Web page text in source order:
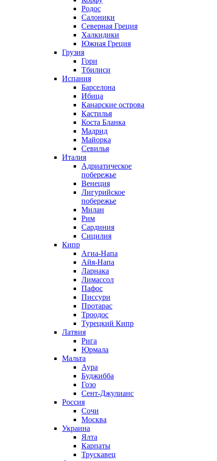
Родос
Салоники
Северная Греция
Халкидики
Южная Греция
Грузия
Гори
Тбилиси
Испания
Барселона
Ибица
Канарские острова
Кастилья
Коста Бланка
Мадрид
Майорка
Севилья
Италия
Адриатическое
побережье
Венеция
Лигурийское
побережье
Милан
Рим
Сардиния
Сицилия
Кипр
Агиа-Напа
Айя-Напа
Ларнака
Лимассол
Пафос
Писсури
Протарас
Троодос
Турецкий Кипр
Латвия
Рига
Юрмала
Мальта
Аура
Буджибба
Гозо
Сент-Джулианс
Россия
Сочи
Москва
Украина
Ялта
Карпаты
Трускавец